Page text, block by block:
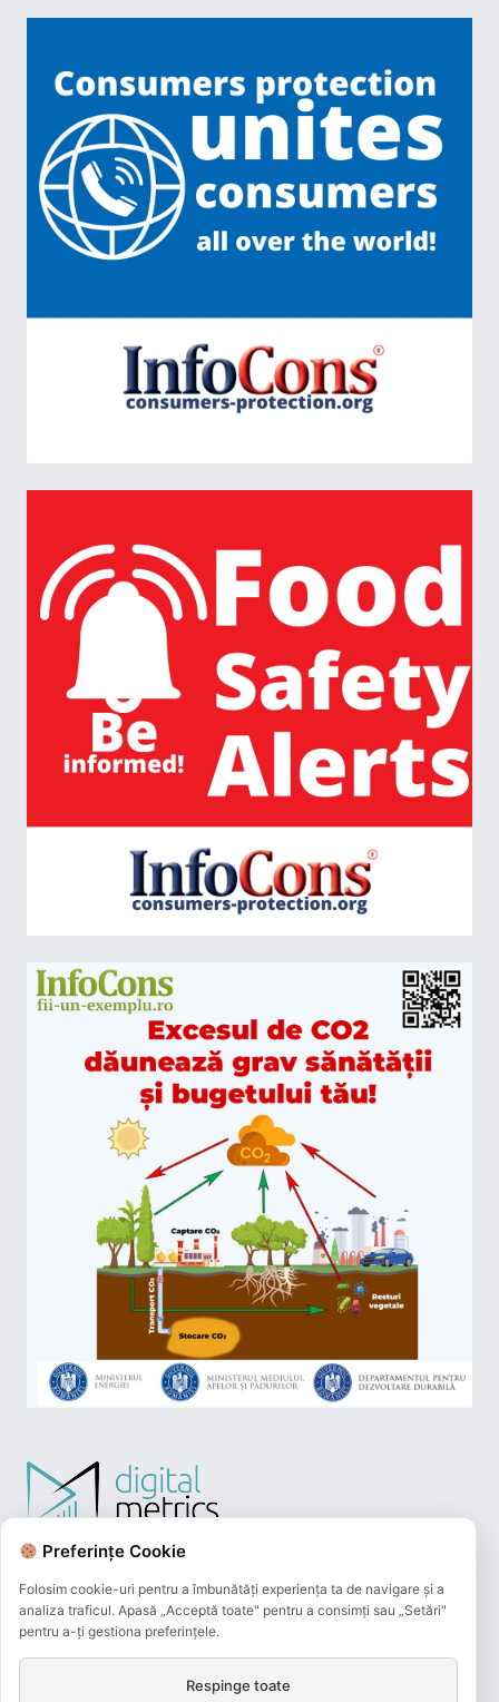
Preferințe Cookie
Folosim cookie-uri pentru a îmbunătăți experiența ta de navigare și a
analiza traficul. Apasă „Acceptă toate" pentru a consimți sau „Setări"
pentru a-ți gestiona preferințele.
Respinge toate